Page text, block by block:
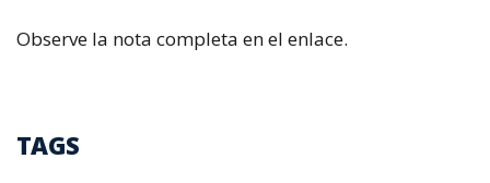
Observe la nota completa en el enlace.
TAGS